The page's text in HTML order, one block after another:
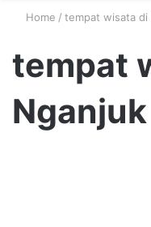
Home / tempat wisata di
tempat
Nganjuk